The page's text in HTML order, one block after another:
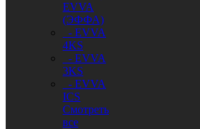
EVVA
(ЭФФА)
- EVVA
4KS
- EVVA
3KS
- EVVA
ICS
Смотреть
все